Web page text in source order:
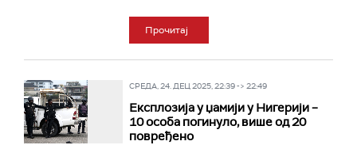
Прочитај
СРЕДА, 24. ДЕЦ 2025, 22:39 -> 22:49
Експлозија у џамији у Нигерији –
10 особа погинуло, више од 20
повређено